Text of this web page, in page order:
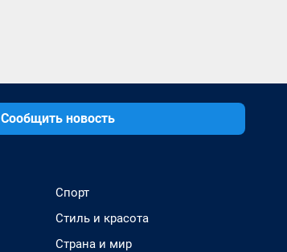
Сообщить новость
Спорт
Стиль и красота
Страна и мир